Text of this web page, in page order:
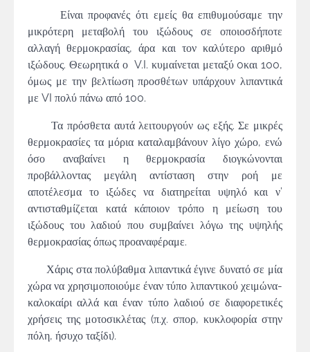
Είναι προφανές ότι εμείς θα επιθυμούσαμε την
μικρότερη μεταβολή του ιξώδους σε οποιοσδήποτε
αλλαγή θερμοκρασίας, άρα και τον καλύτερο αριθμό
ιξώδους. Θεωρητικά ο V.I. κυμαίνεται μεταξύ 0και 100,
όμως με την βελτίωση προσθέτων υπάρχουν λιπαντικά
με VI πολύ πάνω από 100.
Τα πρόσθετα αυτά λειτουργούν ως εξής. Σε μικρές
θερμοκρασίες τα μόρια καταλαμβάνουν λίγο χώρο, ενώ
όσο αναβαίνει η θερμοκρασία διογκώνονται
προβάλλοντας μεγάλη αντίσταση στην ροή με
αποτέλεσμα το ιξώδες να διατηρείται υψηλό και ν’
αντισταθμίζεται κατά κάποιον τρόπο η μείωση του
ιξώδους του λαδιού που συμβαίνει λόγω της υψηλής
θερμοκρασίας όπως προαναφέραμε.
Χάρις στα πολύβαθμα λιπαντικά έγινε δυνατό σε μία
χώρα να χρησιμοποιούμε έναν τύπο λιπαντικού χειμώνα-
καλοκαίρι αλλά και έναν τύπο λαδιού σε διαφορετικές
χρήσεις της μοτοσικλέτας (π.χ. σπορ, κυκλοφορία στην
πόλη, ήσυχο ταξίδι).